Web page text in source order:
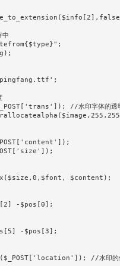
中
//水印字体的透
$content);
-$pos[0];
-$pos[3];
//水印的